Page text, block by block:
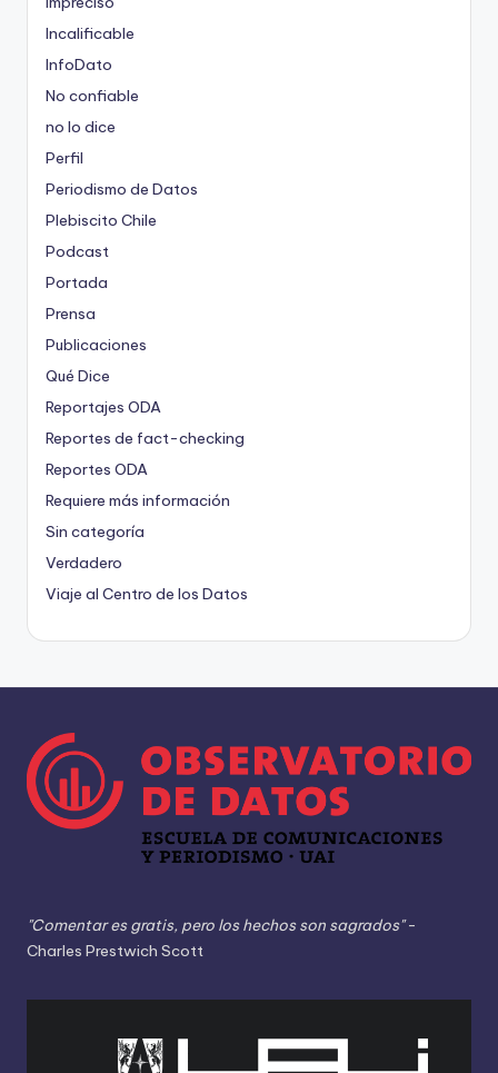
Incalificable
InfoDato
No confiable
no lo dice
Perfil
Periodismo de Datos
Plebiscito Chile
Podcast
Portada
Prensa
Publicaciones
Qué Dice
Reportajes ODA
Reportes de fact-checking
Reportes ODA
Requiere más información
Sin categoría
Verdadero
Viaje al Centro de los Datos
"Comentar es gratis, pero los hechos son sagrados"-
Charles Prestwich Scott